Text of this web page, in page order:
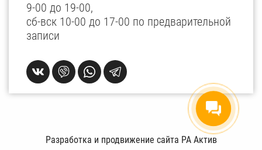
9-00 до 19-00,
сб-вск 10-00 до 17-00 по предварительной
записи
Разработка и продвижение сайта РА Актив